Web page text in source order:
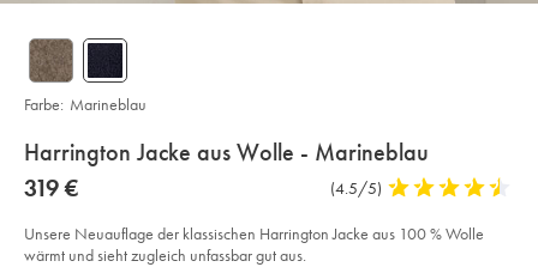
details
about
product:
Harrington Jacke aus Wolle - Marineblau
Details
https://www.charlestyrwhitt.com/de/harrington-
jacke-
-
-
now
€
319 € Produktrezensionen
(4.5/5) 4,5
out
Unsere Neuauflage der klassischen Harrington Jacke aus 100 % Wolle
wärmt und sieht zugleich unfassbar gut aus.
Farbe: Marineblau